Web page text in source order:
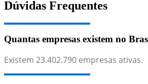
Dúvidas Frequentes
Quantas empresas existem no
Existem 23.402.790 empresas ativas.